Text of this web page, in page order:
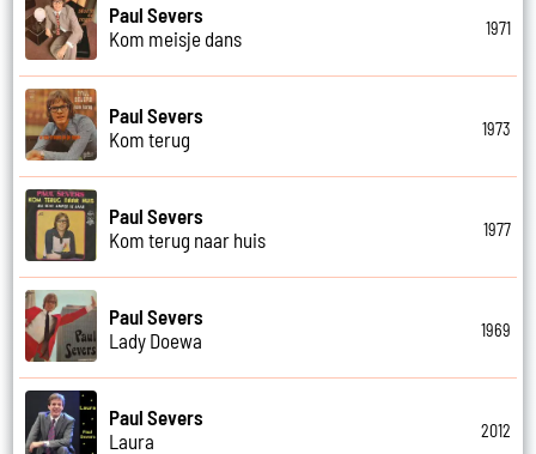
Paul Severs
Kom meisje dans
1971
Paul Severs
Kom terug
1973
Paul Severs
Kom terug naar huis
1977
Paul Severs
Lady Doewa
1969
Paul Severs
Laura
2012